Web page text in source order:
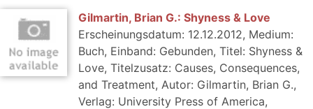
Gilmartin, Brian G.: Shyness & Love
Erscheinungsdatum: 12.12.2012, Medium:
Buch, Einband: Gebunden, Titel: Shyness &
Love, Titelzusatz: Causes, Consequences,
and Treatment, Autor: Gilmartin, Brian G.,
Verlag: University Press of America,